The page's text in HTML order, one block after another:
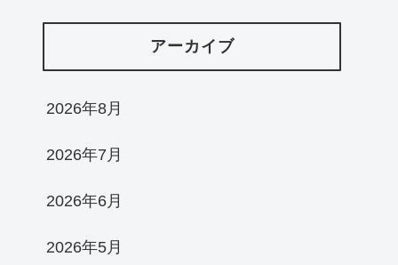
アーカイブ
2026年8月
2026年7月
2026年6月
2026年5月